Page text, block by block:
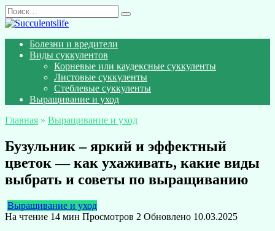
Перейти
к
Search
for:
Болезни и вредители
Виды суккулентов
Корневые или каудексные суккуленты
Листовые суккуленты
Стеблевые суккуленты
Выращивание и уход
Главная » Выращивание и уход
Бузульник – яркий и эффектный
цветок — как ухаживать, какие виды
выбрать и советы по выращиванию
Выращивание и уход
На чтение 14 мин Просмотров 2 Обновлено 10.03.2025